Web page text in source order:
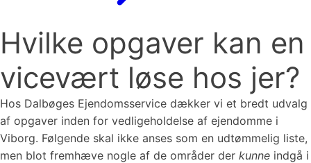
Hvilke opgaver kan en
vicevært løse hos jer?
Hos Dalbøges Ejendomsservice dækker vi et bredt udvalg
af opgaver inden for vedligeholdelse af ejendomme i
Viborg. Følgende skal ikke anses som en udtømmelig liste,
men blot fremhæve nogle af de områder der kunne indgå i